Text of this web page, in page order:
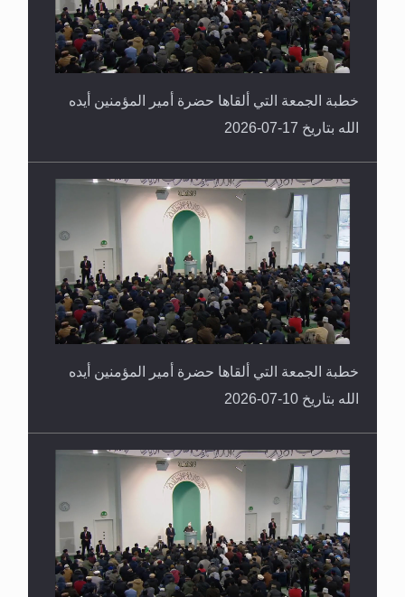
خطبة الجمعة التي ألقاها حضرة أمير المؤمنين أيده
الله بتاريخ 17-07-2026
خطبة الجمعة التي ألقاها حضرة أمير المؤمنين أيده
الله بتاريخ 10-07-2026